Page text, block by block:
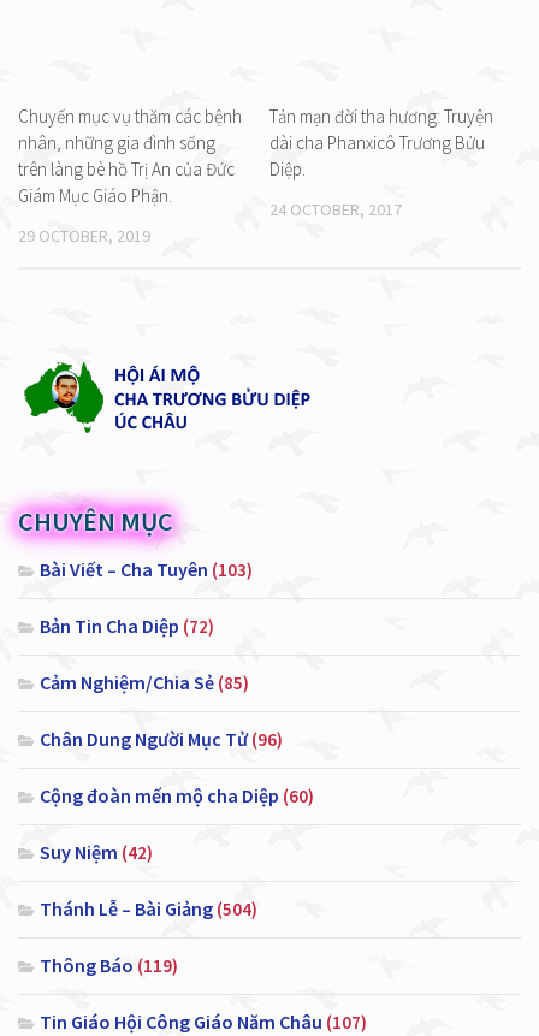
Chuyến mục vụ thăm các bệnh
nhân, những gia đình sống
trên làng bè hồ Trị An của Đức
Giám Mục Giáo Phận.
29 OCTOBER, 2019
Tản mạn đời tha hương: Truyện
dài cha Phanxicô Trương Bửu
Diệp.
24 OCTOBER, 2017
CHUYÊN MỤC
Bài Viết – Cha Tuyên (103)
Bản Tin Cha Diệp (72)
Cảm Nghiệm/Chia Sẻ (85)
Chân Dung Người Mục Tử(96)
Cộng đoàn mến mộ cha Diệp (60)
Suy Niệm (42)
Thánh Lễ – Bài Giảng (504)
Thông Báo (119)
Tin Giáo Hội Công Giáo Năm Châu (107)